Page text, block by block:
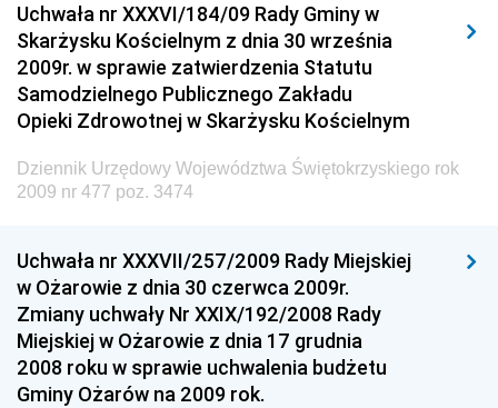
Elektronicznej
Dziennik Urzędowy Ministra Spraw Wewnętrznych i
Administracji
Dziennik Urzędowy Ministra Transportu
Dziennik Urzędowy Ministra Budownictwa
Dziennik Urzędowy Ministra Nauki i Szkolnictwa
Dziennik Urzędowy Głównego Urzędu Miar
Dziennik Urzędowy Ministra Rolnictwa i Rozwoju Wsi
Dziennik Urzędowy Ministra Edukacji Narodowej i
Sportu
Dziennik Urzędowy Ministra Edukacji i Nauki
Uchwała nr XXXVI/184/09 Rady Gminy w
Skarżysku Kościelnym z dnia 30 września
2009r. w sprawie zatwierdzenia Statutu
Samodzielnego Publicznego Zakładu
Opieki Zdrowotnej w Skarżysku Kościelnym
Dziennik Urzędowy Województwa Świętokrzyskiego rok
2009 nr 477 poz. 3474
Uchwała nr XXXVII/257/2009 Rady Miejskiej
w Ożarowie z dnia 30 czerwca 2009r.
Zmiany uchwały Nr XXIX/192/2008 Rady
Miejskiej w Ożarowie z dnia 17 grudnia
2008 roku w sprawie uchwalenia budżetu
Gminy Ożarów na 2009 rok.